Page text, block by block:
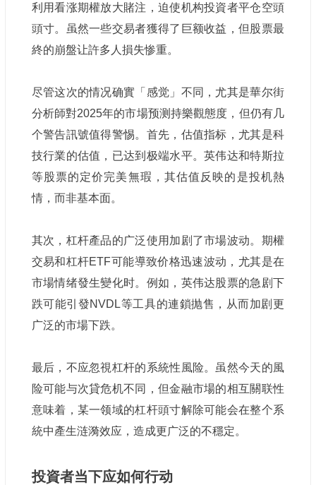
利用看涨期權放大賭注，迫使机构投資者平仓空頭
頭寸。虽然一些交易者獲得了巨额收益，但股票最
終的崩盤让許多人損失惨重。
尽管这次的情况确實「感觉」不同，尤其是華尔街
分析師對2025年的市場预测持樂觀態度，但仍有几
个警告訊號值得警惕。首先，估值指标，尤其是科
技行業的估值，已达到极端水平。英伟达和特斯拉
等股票的定价完美無瑕，其估值反映的是投机熱
情，而非基本面。
其次，杠杆產品的广泛使用加剧了市場波动。期權
交易和杠杆ETF可能導致价格迅速波动，尤其是在
市場情绪發生變化时。例如，英伟达股票的急剧下
跌可能引發NVDL等工具的連鎖抛售，从而加剧更
广泛的市場下跌。
最后，不应忽視杠杆的系統性風险。虽然今天的風
险可能与次貸危机不同，但金融市場的相互關联性
意味着，某一领域的杠杆頭寸解除可能会在整个系
統中產生涟漪效应，造成更广泛的不穩定。
投資者当下应如何行动